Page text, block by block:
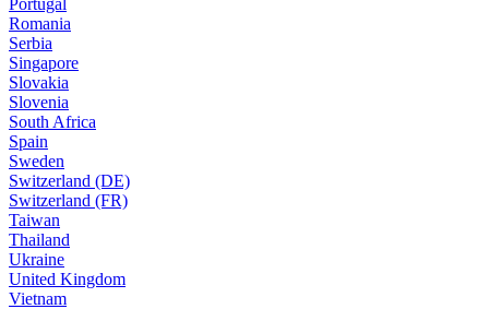
Romania
Serbia
Singapore
Slovakia
Slovenia
South Africa
Spain
Sweden
Switzerland (DE)
Switzerland (FR)
Taiwan
Thailand
Ukraine
United Kingdom
Vietnam